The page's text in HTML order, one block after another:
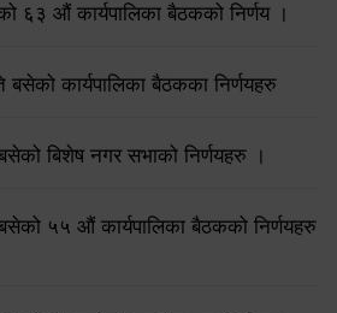
६३ औं कार्यपालिका बैठकको निर्णय ।
कार्यपालिका बैठकका निर्णयहरु
बिशेष नगर सभाको निर्णयहरु ।
५५ औं कार्यपालिका बैठकको निर्णयहरु